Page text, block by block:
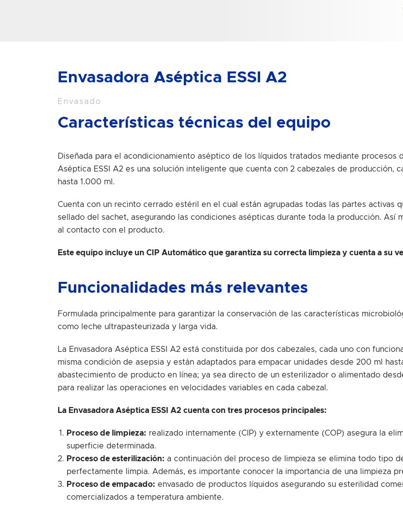
Envasadora Aséptica ESSI A2
Envasado
Características técnicas del equipo
Diseñada para el acondicionamiento aséptico de los líquidos tratados mediante procesos
Aséptica ESSI A2 es una solución inteligente que cuenta con 2 cabezales de producción,
hasta 1.000 ml.
Cuenta con un recinto cerrado estéril en el cual están agrupadas todas las partes activas
sellado del sachet, asegurando las condiciones asépticas durante toda la producción. Así
al contacto con el producto.
Este equipo incluye un CIP Automático que garantiza su correcta limpieza y cuenta a su
Funcionalidades más relevantes
Formulada principalmente para garantizar la conservación de las características
como leche ultrapasteurizada y larga vida.
La Envasadora Aséptica ESSI A2 está constituida por dos cabezales, cada uno con
misma condición de asepsia y están adaptados para empacar unidades desde 200 ml
abastecimiento de producto en línea; ya sea directo de un esterilizador o alimentado
para realizar las operaciones en velocidades variables en cada cabezal.
La Envasadora Aséptica ESSI A2 cuenta con tres procesos principales:
Proceso de limpieza: realizado internamente (CIP) y externamente (COP) asegura la
superficie determinada.
Proceso de esterilización: a continuación del proceso de limpieza se elimina todo tipo
perfectamente limpia. Además, es importante conocer la importancia de una limpieza
Proceso de empacado: envasado de productos líquidos asegurando su esterilidad
comercializados a temperatura ambiente.